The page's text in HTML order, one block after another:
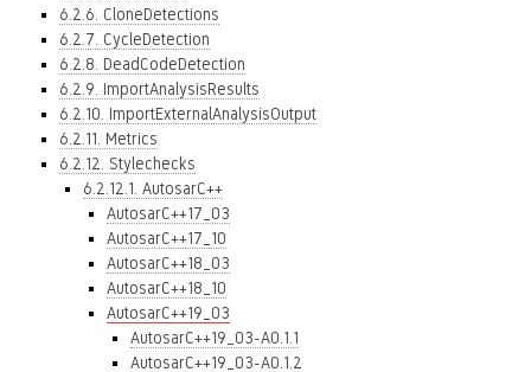
6.2.6. CloneDetections
6.2.7. CycleDetection
6.2.8. DeadCodeDetection
6.2.9. ImportAnalysisResults
6.2.10. ImportExternalAnalysisOutput
6.2.11. Metrics
6.2.12. Stylechecks
6.2.12.1. AutosarC++
AutosarC++17_03
AutosarC++17_10
AutosarC++18_03
AutosarC++18_10
AutosarC++19_03
AutosarC++19_03-A0.1.1
AutosarC++19_03-A0.1.2